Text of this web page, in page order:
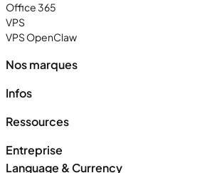
Office 365
VPS
VPS OpenClaw
Nos marques
Infos
Ressources
Entreprise
Language & Currency